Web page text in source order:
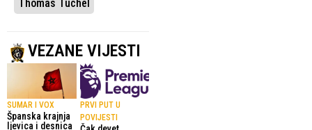
Thomas Tuchel
VEZANE VIJESTI
SUMAR I VOX
Španska krajnja
ljevica i desnica
PRVI PUT U
POVIJESTI